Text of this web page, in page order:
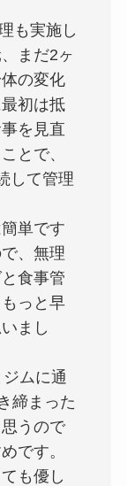
も実施し
まだ2ヶ
の変化
初は抵
を見直
とで、
して管理
単です
、無理
食事管
っと早
まし
ムに通
締まった
うので
です。
も優し